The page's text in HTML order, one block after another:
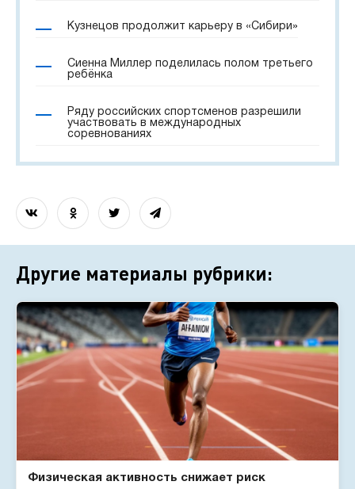
Кузнецов продолжит карьеру в «Сибири»
Сиенна Миллер поделилась полом третьего
ребёнка
Ряду российских спортсменов разрешили
участвовать в международных
соревнованиях
Другие материалы рубрики:
Физическая активность снижает риск